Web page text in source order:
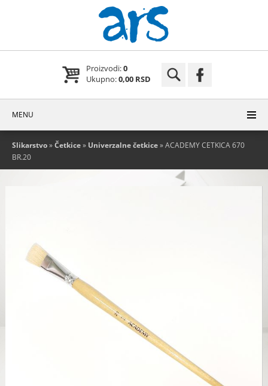
Proizvodi:0
Ukupno:0,00 RSD
MENU
Slikarstvo»Četkice» Univerzalne četkice» ACADEMY CETKICA 670
BR.20